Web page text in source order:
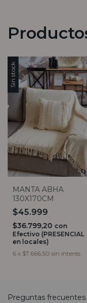
Sin stock
MANTA ABHA
130X170CM
$45.999
$36.799,20 con
Efectivo (PRESENCIAL
en locales)
6 x $7.666,50 sin interés
Preguntas frecuentes